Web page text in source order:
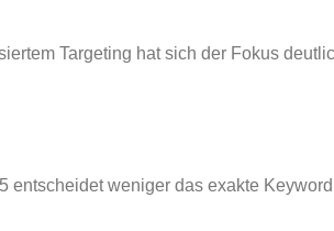
Targeting hat sich der Fokus
entscheidet weniger das exakte